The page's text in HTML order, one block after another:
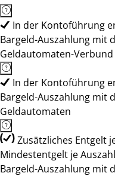
In der Kontoführung
Bargeld-Auszahlung mit
Geldautomaten-Verbund
In der Kontoführung
Bargeld-Auszahlung mit
Geldautomaten
Zusätzliches Entgelt
Mindestentgelt je
Bargeld-Auszahlung mit